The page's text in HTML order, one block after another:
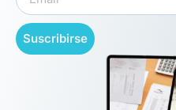
Suscribirse